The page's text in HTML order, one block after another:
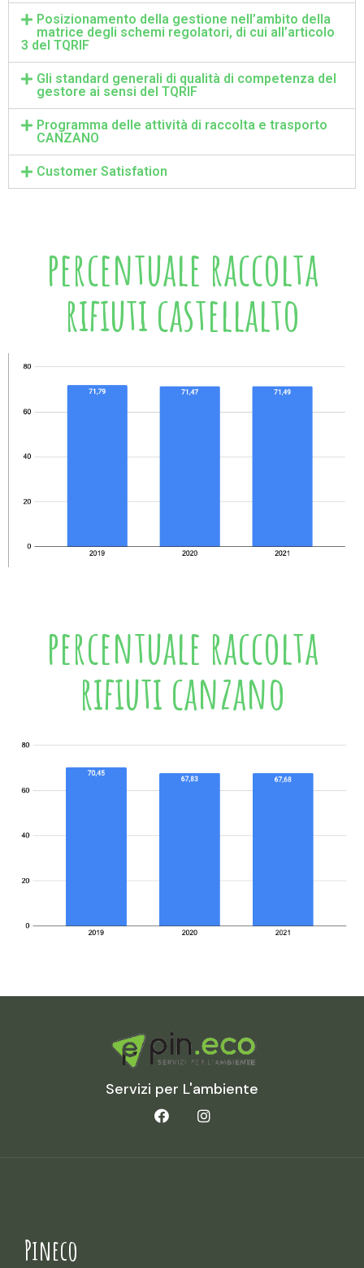
Posizionamento della gestione nell’ambito della
matrice degli schemi regolatori, di cui all’articolo
3 del TQRIF
Gli standard generali di qualità di competenza del
gestore ai sensi del TQRIF
Programma delle attività di raccolta e trasporto
CANZANO
Customer Satisfation
percentuale raccolta
rifiuti castellalto
percentuale raccolta
rifiuti canzano
Servizi per L'ambiente
Pineco